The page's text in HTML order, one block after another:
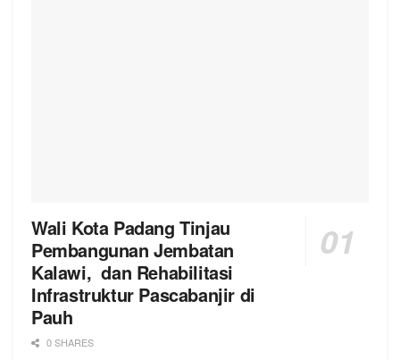
Wali Kota Padang Tinjau
Pembangunan Jembatan
Kalawi, dan Rehabilitasi
Infrastruktur Pascabanjir di
Pauh
0 SHARES